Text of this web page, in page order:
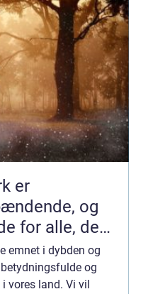
er
og
for alle, der
dyr
emnet i dybden og
og
vores land. Vi vil